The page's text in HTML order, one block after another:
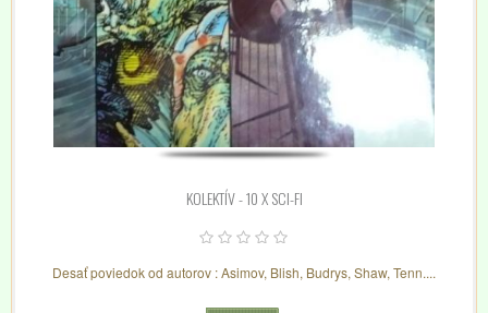
KOLEKTÍV - 10 X SCI-FI
Desať poviedok od autorov : Asimov, Blish, Budrys, Shaw, Tenn....